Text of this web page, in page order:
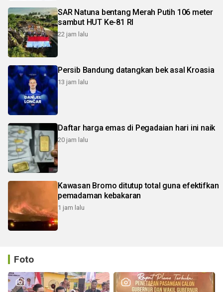
SAR Natuna bentang Merah Putih 106 meter
sambut HUT Ke-81 RI
22 jam lalu
Persib Bandung datangkan bek asal Kroasia
13 jam lalu
Daftar harga emas di Pegadaian hari ini naik
20 jam lalu
Kawasan Bromo ditutup total guna efektifkan
pemadaman kebakaran
1 jam lalu
Foto